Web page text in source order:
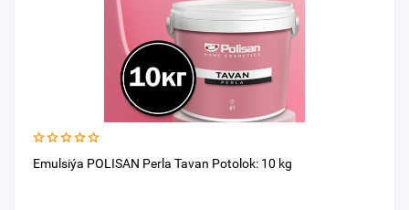
Emulsiýa POLISAN Perla Tavan Potolok: 10 kg